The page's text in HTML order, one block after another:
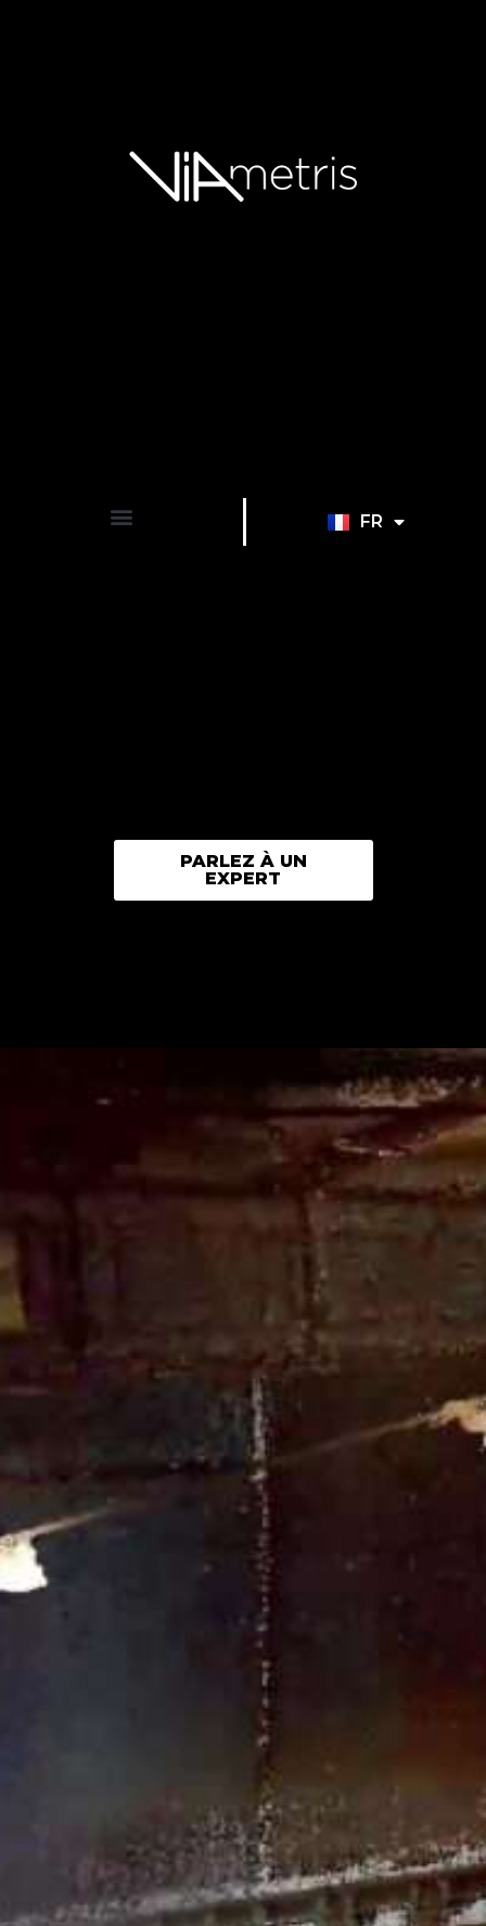
FR
EN
PARLEZ À UN
EXPERT